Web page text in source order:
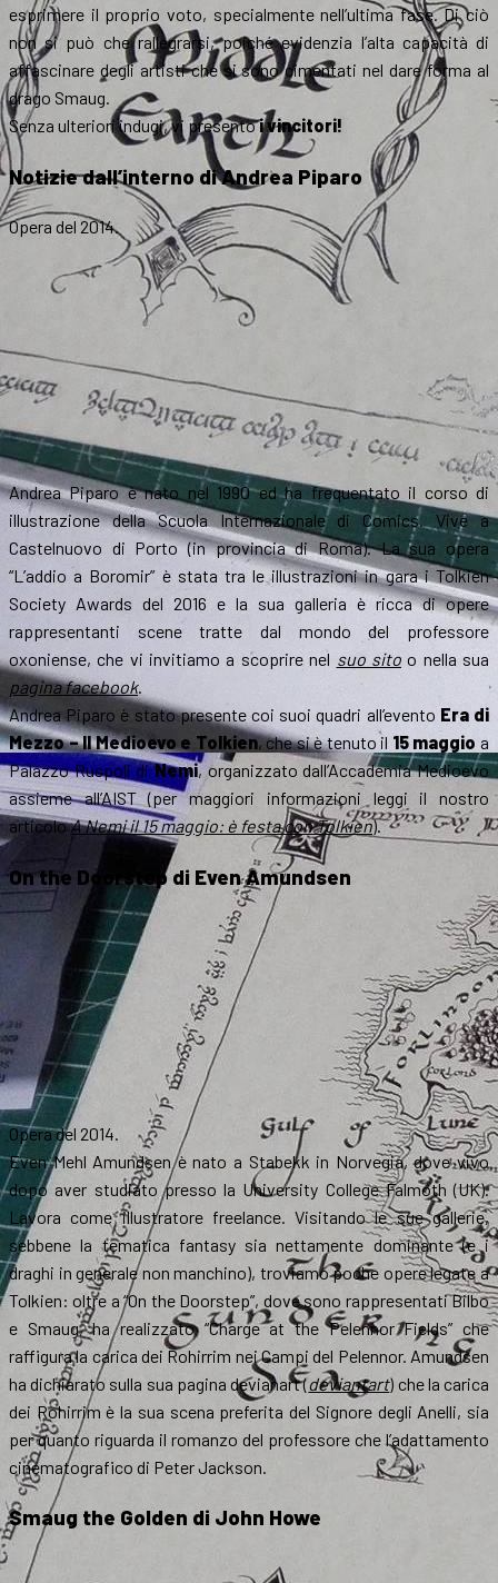
esprimere il proprio voto, specialmente nell’ultima fase. Di ciò
non si può che rallegrarsi, poiché evidenzia l’alta capacità di
affascinare degli artisti che si sono cimentati nel dare forma al
drago Smaug.
Senza ulteriori indugi, vi presentoi vincitori!
Notizie dall’interno diAndrea Piparo
Opera del 2014.
Andrea Piparo è nato nel 1990 ed ha frequentato il corso di
illustrazione della Scuola Internazionale di Comics. Vive a
Castelnuovo di Porto (in provincia di Roma). La sua opera
“L’addio a Boromir” è stata tra le illustrazioni in gara i Tolkien
Society Awards del 2016 e la sua galleria è ricca di opere
rappresentanti scene tratte dal mondo del professore
oxoniense, che vi invitiamo a scoprire nel suo sitoo nella sua
pagina facebook.
Andrea Piparo è stato presente coi suoi quadri all’evento Era di
Mezzo – Il Medioevo e Tolkien, che si è tenuto il 15 maggio a
Palazzo Ruspoli diNemi, organizzato dall’Accademia Medioevo
assieme all’AIST (per maggiori informazioni leggi il nostro
articoloA Nemi il 15 maggio: è festa con Tolkien).
On the Doorstepdi Even Amundsen
Opera del 2014.
Even Mehl Amundsen è nato a Stabekk in Norvegia, dove vivo
dopo aver studiato presso la University College Falmoth (UK).
Lavora come illustratore freelance. Visitando le sue gallerie,
sebbene la tematica fantasy sia nettamente dominante (e i
draghi in generale non manchino), troviamo poche opere legate a
Tolkien: oltre a “On the Doorstep”, dove sono rappresentati Bilbo
e Smaug, ha realizzato “Charge at the Pelennor Fields” che
raffigura la carica dei Rohirrim nei Campi del Pelennor. Amundsen
ha dichiarato sulla sua pagina devianart (deviantart) che la carica
dei Rohirrim è la sua scena preferita del Signore degli Anelli, sia
per quanto riguarda il romanzo del professore che l’adattamento
cinematografico di Peter Jackson.
Smaug the Golden di John Howe